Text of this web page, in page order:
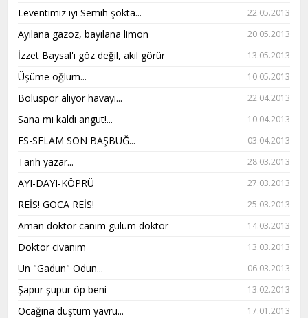
Leventimiz iyi Semih şokta... 22.05.2013
Ayılana gazoz, bayılana limon 20.05.2013
İzzet Baysal'ı göz değil, akıl görür 13.05.2013
Üşüme oğlum... 10.05.2013
Boluspor alıyor havayı... 22.04.2013
Sana mı kaldı angut!... 10.04.2013
ES-SELAM SON BAŞBUĞ... 03.04.2013
Tarih yazar... 28.03.2013
AYI-DAYI-KÖPRÜ 27.03.2013
REİS! GOCA REİS! 25.03.2013
Aman doktor canım gülüm doktor 14.03.2013
Doktor civanım 13.03.2013
Un "Gadun" Odun... 06.03.2013
Şapur şupur öp beni 13.02.2013
Ocağına düştüm yavru... 17.01.2013